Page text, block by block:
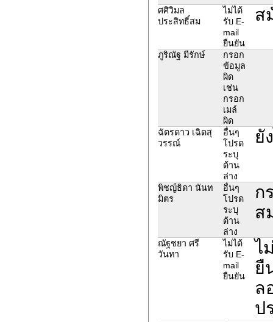
ศศิวิมล
ประสิทธิ์สม
ไม่ได้
รับ E-
mail
ยืนยัน
ส
ภูริณัฐ มีรักษ์
กรอก
ข้อมูล
ผิด
เช่น
กรอก
เมล์
ผิด
ฉัตรดาว เฉิดสุ
วรรณ์
อื่นๆ
โปรด
ระบุ
ด้าน
ล่าง
ยั
พิชญ์ธิดา นันท
มิตร
อื่นๆ
โปรด
ระบุ
ด้าน
ล่าง
ก
ส
ณัฐชยา ศรี
วันทา
ไม่ได้
รับ E-
mail
ยืนยัน
ไ
ยื
ล
ป